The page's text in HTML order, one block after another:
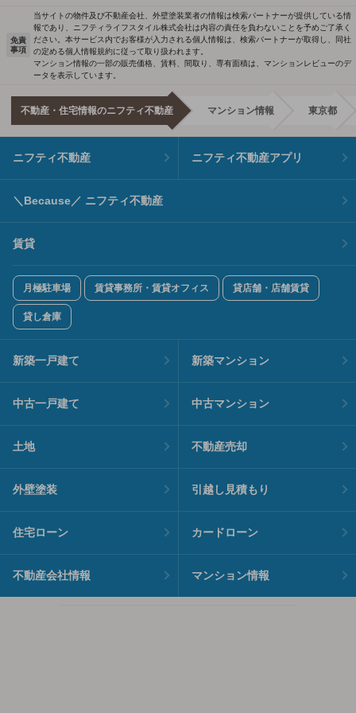
免責
事項
当サイトの物件及び不動産会社、外壁塗装業者の情報は検索パートナーが提供している情
報であり、ニフティライフスタイル株式会社は内容の責任を負わないことを予めご了承く
ださい。本サービス内でお客様が入力される個人情報は、検索パートナーが取得し、同社
の定める個人情報規約に従って取り扱われます。
マンション情報の一部の販売価格、賃料、間取り、専有面積は、マンションレビューのデ
ータを表示しています。
不動産・住宅情報のニフティ不動産 マンション情報 東京都
ニフティ不動産 ニフティ不動産アプリ
＼Because／ ニフティ不動産
賃貸
月極駐車場 賃貸事務所・賃貸オフィス 貸店舗・店舗賃貸
貸し倉庫
新築一戸建て 新築マンション
中古一戸建て 中古マンション
土地 不動産売却
外壁塗装 引越し見積もり
住宅ローン カードローン
不動産会社情報 マンション情報